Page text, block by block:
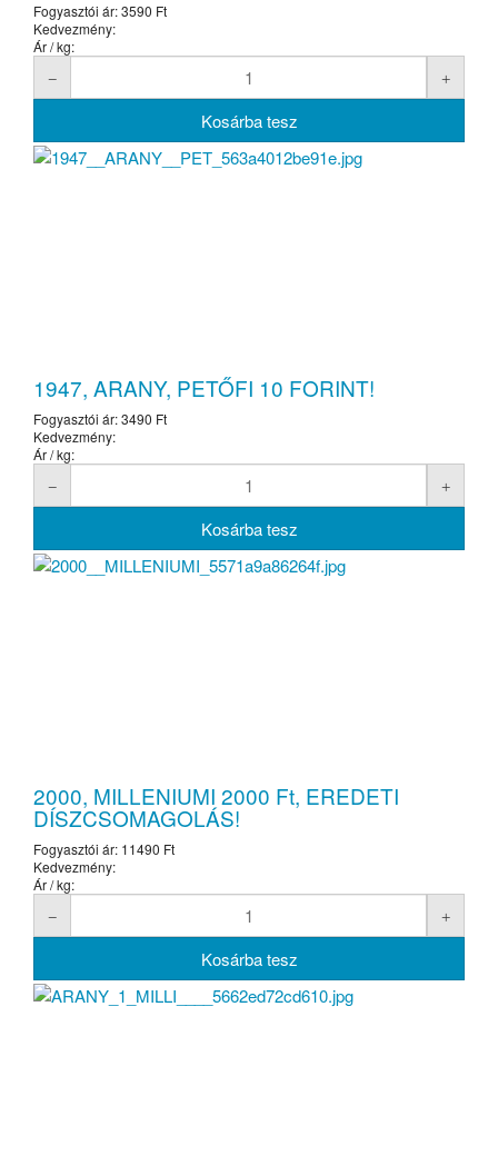
Fogyasztói ár:3590 Ft
Kedvezmény:
Ár / kg:
1947, ARANY, PETŐFI 10 FORINT!
Fogyasztói ár:3490 Ft
Kedvezmény:
Ár / kg:
2000, MILLENIUMI 2000 Ft, EREDETI
DÍSZCSOMAGOLÁS!
Fogyasztói ár: 11490 Ft
Kedvezmény:
Ár / kg: